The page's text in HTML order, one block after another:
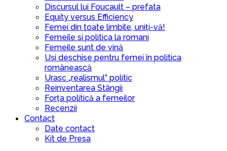
Discursul lui Foucault – prefata
Equity versus Efficiency
Femei din toate limbile, uniți-vă!
Femeile si politica la romani
Femeile sunt de vină
Uși deschise pentru femei în politica
românească
Urasc „realismul” politic
Reinventarea Stângii
Forța politică a femeilor
Recenzii
Contact
Date contact
Kit de Presa